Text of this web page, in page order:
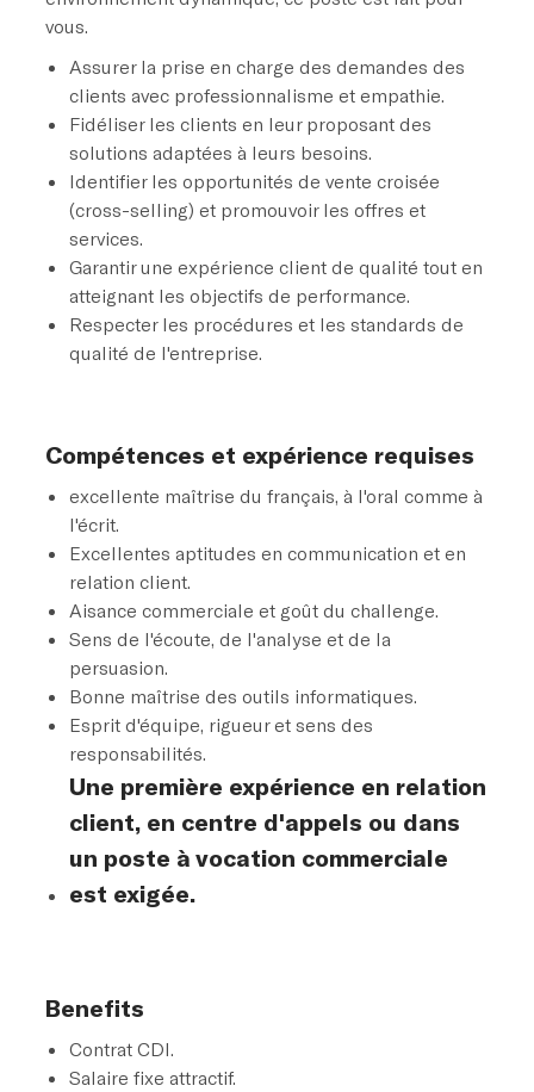
vous.
Assurer la prise en charge des demandes des
clients avec professionnalisme et empathie.
Fidéliser les clients en leur proposant des
solutions adaptées à leurs besoins.
Identifier les opportunités de vente croisée
(cross-selling) et promouvoir les offres et
services.
Garantir une expérience client de qualité tout en
atteignant les objectifs de performance.
Respecter les procédures et les standards de
qualité de l'entreprise.
Compétences et expérience requises
excellente maîtrise du français, à l'oral comme à
l'écrit.
Excellentes aptitudes en communication et en
relation client.
Aisance commerciale et goût du challenge.
Sens de l'écoute, de l'analyse et de la
persuasion.
Bonne maîtrise des outils informatiques.
Esprit d'équipe, rigueur et sens des
responsabilités.
Une première expérience en relation
client, en centre d'appels ou dans
un poste à vocation commerciale
est exigée.
Benefits
Contrat CDI.
Salaire fixe attractif.